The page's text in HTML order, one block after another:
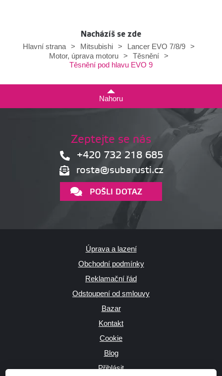
Nacházíš se zde
Hlavní strana
> Mitsubishi > Lancer EVO 7/8/9
>
Motor, úprava motoru
> Těsnění
>
Těsnění pod hlavu EVO 9
Nahoru
Zeptejte se nás
+420 732 218 685
rosta@subarusti.cz
POŠLI DOTAZ
Úprava a lazení
Obchodní podmínky
Reklamační řád
Odstoupení od smlouvy
Bazar
Kontakt
Cookie
Blog
Přihlásit